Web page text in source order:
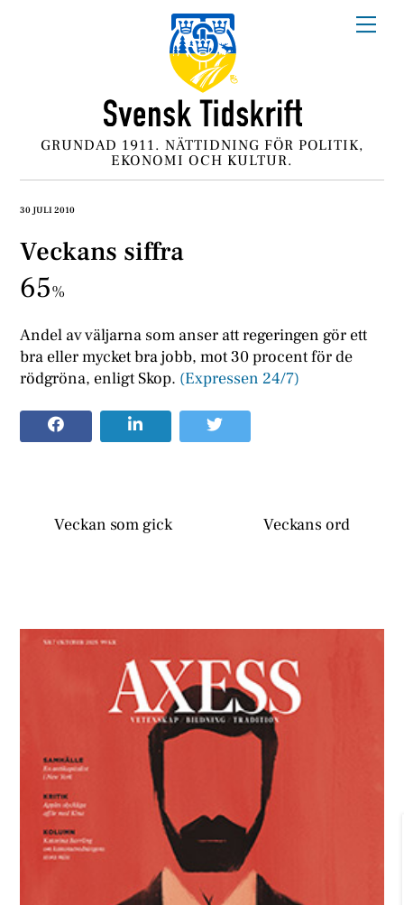
GRUNDAD 1911. NÄTTIDNING FÖR POLITIK,
EKONOMI OCH KULTUR.
30 JULI 2010
Veckans siffra
65%
Andel av väljarna som anser att regeringen gör ett
bra eller mycket bra jobb, mot 30 procent för de
rödgröna, enligt Skop. (Expressen 24/7)
Veckan som gick Veckans ord